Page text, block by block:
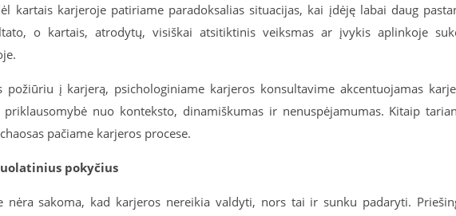
kartais karjeroje patiriame paradoksalias situacijas, kai įdėję labai daug
o kartais, atrodytų, visiškai atsitiktinis veiksmas ar įvykis aplinkoje
požiūriu į karjerą, psichologiniame karjeros konsultavime akcentuojamas
nuo konteksto, dinamiškumas ir nenuspėjamumas. Kitaip
pačiame karjeros procese.
pokyčius
nėra sakoma, kad karjeros nereikia valdyti, nors tai ir sunku padaryti.